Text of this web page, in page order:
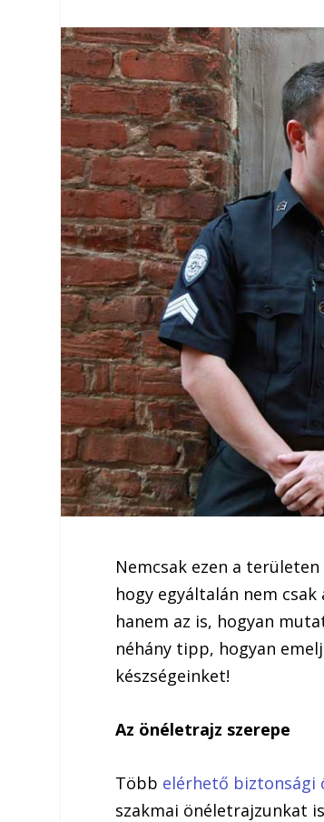
Nemcsak ezen a
hogy egyáltalán nem
hanem az is, hogyan
néhány tipp, hogyan
készségeinket!
Az önéletrajz szerepe
Több elérhető biztonsági
szakmai önéletrajzunkat